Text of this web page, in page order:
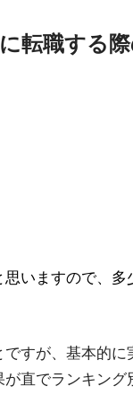
転職する
いますので、
すが、基本的
直でランキン